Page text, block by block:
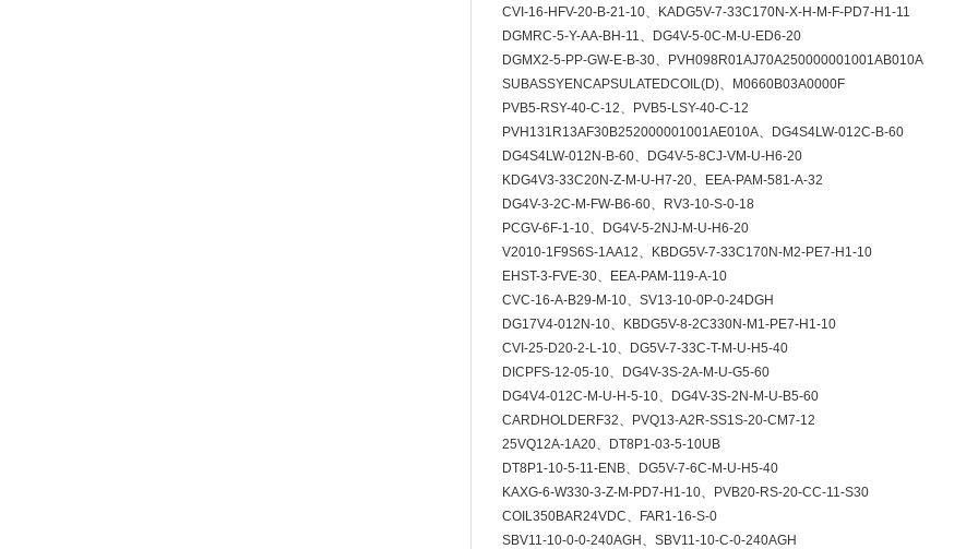
CVI-16-HFV-20-B-21-10、KADG5V-7-33C170N-X-H-M-F-PD7-H1-11
DGMRC-5-Y-AA-BH-11、DG4V-5-0C-M-U-ED6-20
DGMX2-5-PP-GW-E-B-30、PVH098R01AJ70A250000001001AB010A
SUBASSYENCAPSULATEDCOIL(D)、M0660B03A0000F
PVB5-RSY-40-C-12、PVB5-LSY-40-C-12
PVH131R13AF30B252000001001AE010A、DG4S4LW-012C-B-60
DG4S4LW-012N-B-60、DG4V-5-8CJ-VM-U-H6-20
KDG4V3-33C20N-Z-M-U-H7-20、EEA-PAM-581-A-32
DG4V-3-2C-M-FW-B6-60、RV3-10-S-0-18
PCGV-6F-1-10、DG4V-5-2NJ-M-U-H6-20
V2010-1F9S6S-1AA12、KBDG5V-7-33C170N-M2-PE7-H1-10
EHST-3-FVE-30、EEA-PAM-119-A-10
CVC-16-A-B29-M-10、SV13-10-0P-0-24DGH
DG17V4-012N-10、KBDG5V-8-2C330N-M1-PE7-H1-10
CVI-25-D20-2-L-10、DG5V-7-33C-T-M-U-H5-40
DICPFS-12-05-10、DG4V-3S-2A-M-U-G5-60
DG4V4-012C-M-U-H-5-10、DG4V-3S-2N-M-U-B5-60
CARDHOLDERF32、PVQ13-A2R-SS1S-20-CM7-12
25VQ12A-1A20、DT8P1-03-5-10UB
DT8P1-10-5-11-ENB、DG5V-7-6C-M-U-H5-40
KAXG-6-W330-3-Z-M-PD7-H1-10、PVB20-RS-20-CC-11-S30
COIL350BAR24VDC、FAR1-16-S-0
SBV11-10-0-0-240AGH、SBV11-10-C-0-240AGH